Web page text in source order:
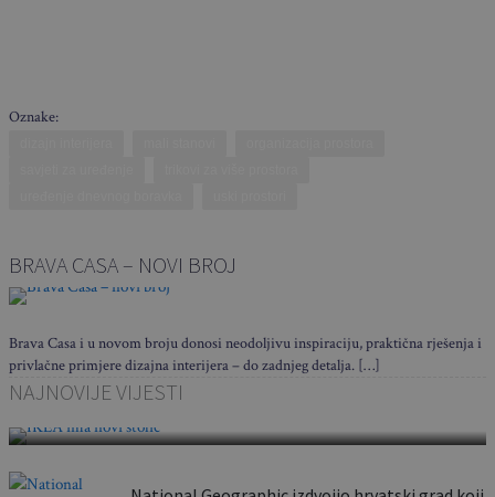
Oznake:
BRAVA CASA – NOVI BROJ
Brava Casa i u novom broju donosi neodoljivu inspiraciju, praktična rješenja i
privlačne primjere dizajna interijera – do zadnjeg detalja. […]
NAJNOVIJE VIJESTI
Sklapa se u nekoliko sekundi i nosi poput torbe:
Ovaj…